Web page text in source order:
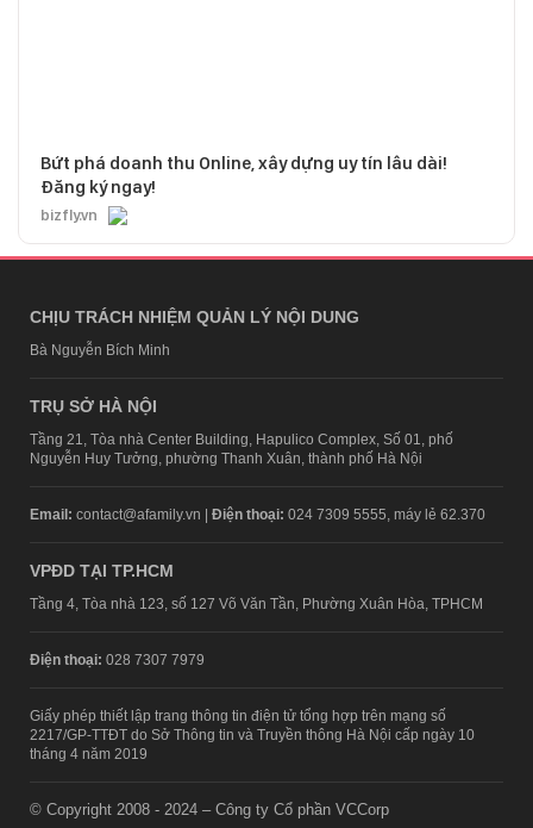
Bứt phá doanh thu Online, xây dựng uy tín lâu dài!
Đăng ký ngay!
bizfly.vn
CHỊU TRÁCH NHIỆM QUẢN LÝ NỘI DUNG
Bà Nguyễn Bích Minh
TRỤ SỞ HÀ NỘI
Tầng 21, Tòa nhà Center Building, Hapulico Complex, Số 01, phố
Nguyễn Huy Tưởng, phường Thanh Xuân, thành phố Hà Nội
Email: contact@afamily.vn | Điện thoại: 024 7309 5555, máy lẻ 62.370
VPĐD TẠI TP.HCM
Tầng 4, Tòa nhà 123, số 127 Võ Văn Tần, Phường Xuân Hòa, TPHCM
Điện thoại: 028 7307 7979
Giấy phép thiết lập trang thông tin điện tử tổng hợp trên mạng số
2217/GP-TTĐT do Sở Thông tin và Truyền thông Hà Nội cấp ngày 10
tháng 4 năm 2019
© Copyright 2008 - 2024 – Công ty Cổ phần VCCorp